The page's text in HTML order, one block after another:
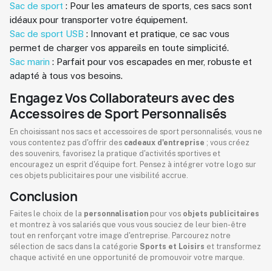
Sac de sport : Pour les amateurs de sports, ces sacs sont
idéaux pour transporter votre équipement.
Sac de sport USB : Innovant et pratique, ce sac vous
permet de charger vos appareils en toute simplicité.
Sac marin : Parfait pour vos escapades en mer, robuste et
adapté à tous vos besoins.
Engagez Vos Collaborateurs avec des
Accessoires de Sport Personnalisés
En choisissant nos sacs et accessoires de sport personnalisés, vous ne
vous contentez pas d'offrir des cadeaux d'entreprise ; vous créez
des souvenirs, favorisez la pratique d'activités sportives et
encouragez un esprit d'équipe fort. Pensez à intégrer votre logo sur
ces objets publicitaires pour une visibilité accrue.
Conclusion
Faites le choix de la personnalisation pour vos objets publicitaires
et montrez à vos salariés que vous vous souciez de leur bien-être
tout en renforçant votre image d'entreprise. Parcourez notre
sélection de sacs dans la catégorie Sports et Loisirs et transformez
chaque activité en une opportunité de promouvoir votre marque.